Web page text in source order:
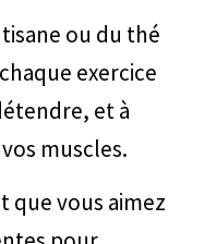
tisane ou du thé
exercice
et à
muscles.
que vous aimez